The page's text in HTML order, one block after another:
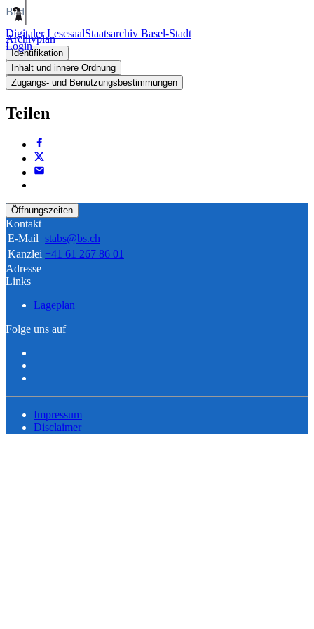
Digitaler LesesaalStaatsarchiv Basel-Stadt
Login
Bild
Archivplan
Identifikation
Inhalt und innere Ordnung
Zugangs- und Benutzungsbestimmungen
Teilen
Öffnungszeiten
Kontakt
E-Mail stabs@bs.ch
Kanzlei +41 61 267 86 01
Adresse
Links
Lageplan
Folge uns auf
Impressum
Disclaimer